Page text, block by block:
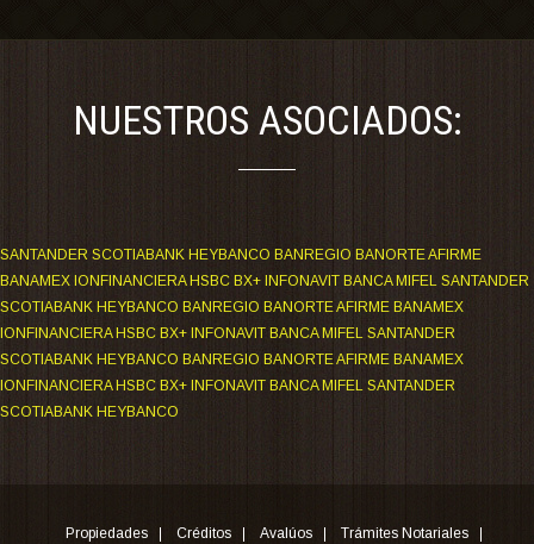
NUESTROS ASOCIADOS:
SANTANDER SCOTIABANK HEYBANCO BANREGIO BANORTE AFIRME
BANAMEX IONFINANCIERA HSBC BX+ INFONAVIT BANCA MIFEL SANTANDER
SCOTIABANK HEYBANCO BANREGIO BANORTE AFIRME BANAMEX
IONFINANCIERA HSBC BX+ INFONAVIT BANCA MIFEL SANTANDER
SCOTIABANK HEYBANCO BANREGIO BANORTE AFIRME BANAMEX
IONFINANCIERA HSBC BX+ INFONAVIT BANCA MIFEL SANTANDER
SCOTIABANK HEYBANCO
Propiedades Créditos Avalúos Trámites Notariales